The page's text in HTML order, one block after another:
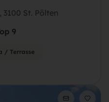
St. Pölten
9
/ Terrasse